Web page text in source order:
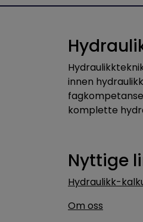
innen
komplette
Nyttige
Hydraulikk-
Om oss